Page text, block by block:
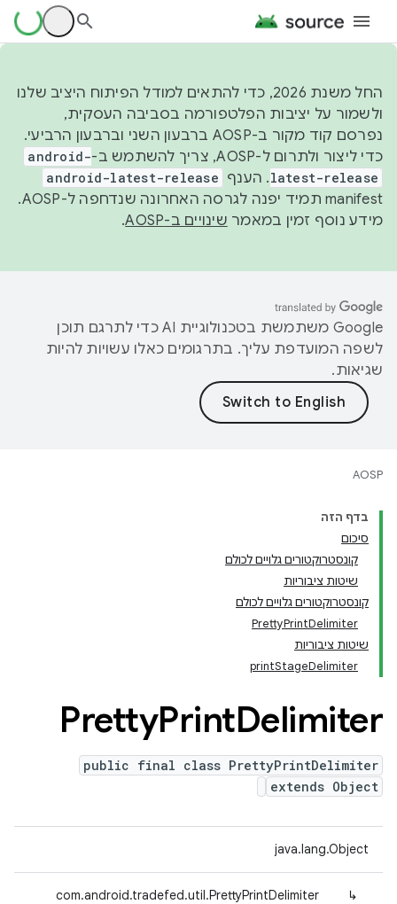
החל משנת 2026, כדי להתאים למודל הפיתוח היציב שלנו
ולשמור על יציבות הפלטפורמה בסביבה העסקית,
נפרסם קוד מקור ב-AOSP ברבעון השני וברבעון הרביעי.
כדי ליצור ולתרום ל-AOSP, צריך להשתמש ב-
android-
latest-release. הענף android-latest-release
manifest תמיד יפנה לגרסה האחרונה שנדחפה ל-AOSP.
מידע נוסף זמין במאמר שינויים ב-AOSP .
‫Google משתמשת בטכנולוגיית AI כדי לתרגם תוכן
לשפה המועדפת עליך. בתרגומים כאלו עשויות להיות
שגיאות.
AOSP
בדף הזה
סיכום
קונסטרוקטורים גלויים לכולם
שיטות ציבוריות
קונסטרוקטורים גלויים לכולם
PrettyPrintDelimiter
שיטות ציבוריות
printStageDelimiter
PrettyPrintDelimiter
public final class PrettyPrintDelimiter
extends Object
java.lang.Object
↳
com.android.tradefed.util.PrettyPrintDelimiter